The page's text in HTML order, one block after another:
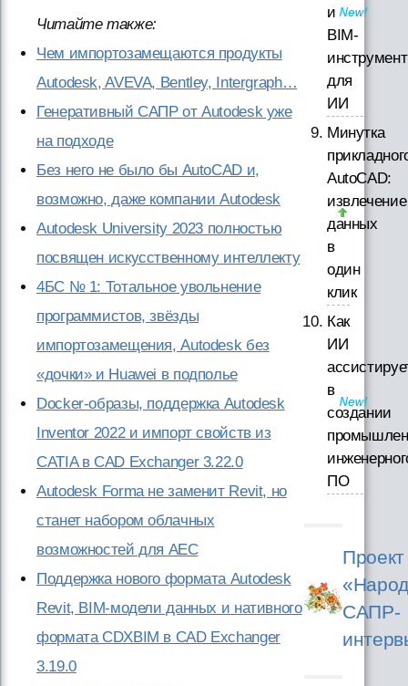
Читайте также:
Чем импортозамещаются продукты
Autodesk, AVEVA, Bentley, Intergraph…
Генеративный САПР от Autodesk уже
на подходе
Без него не было бы AutoCAD и,
возможно, даже компании Autodesk
Autodesk University 2023 полностью
посвящен искусственному интеллекту
4БС № 1: Тотальное увольнение
программистов, звёзды
импортозамещения, Autodesk без
«дочки» и Huawei в подполье
Docker-образы, поддержка Autodesk
Inventor 2022 и импорт свойств из
CATIA в CAD Exchanger 3.22.0
Autodesk Forma не заменит Revit, но
станет набором облачных
возможностей для AEC
Поддержка нового формата Autodesk
Revit, BIM-модели данных и нативного
формата CDXBIM в CAD Exchanger
3.19.0
и
BIM-
для
ИИ
Минутка
AutoCAD:
извлечение
данных
в
один
клик
Как
ИИ
в
создании
ПО
Проект
САПР-